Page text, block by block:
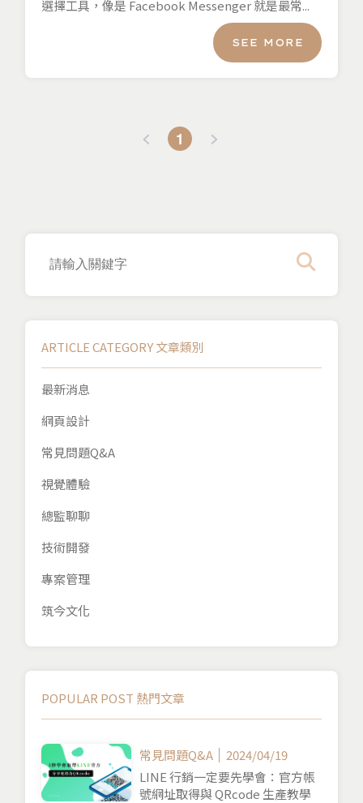
選擇工具，像是 Facebook Messenger 就是最常...
SEE MORE
1
ARTICLE CATEGORY 文章類別
最新消息
網頁設計
常見問題Q&A
視覺體驗
總監聊聊
技術開發
專案管理
筑今文化
POPULAR POST 熱門文章
常見問題Q&A
2024/04/19
LINE 行銷一定要先學會：官方帳
號網址取得與 QRcode 生產教學